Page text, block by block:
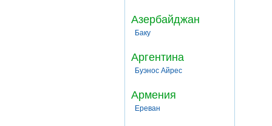
Азербайджан
Баку
Аргентина
Буэнос Айрес
Армения
Ереван